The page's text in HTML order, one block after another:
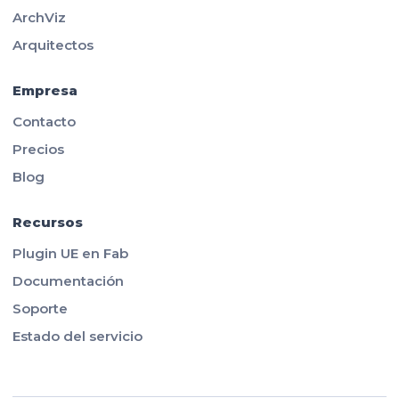
ArchViz
Arquitectos
Empresa
Contacto
Precios
Blog
Recursos
Plugin UE en Fab
Documentación
Soporte
Estado del servicio